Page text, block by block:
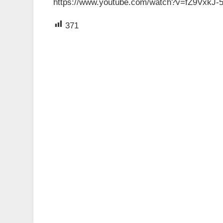
https://www.youtube.com/watch?v=fZ9VxkJ-
371